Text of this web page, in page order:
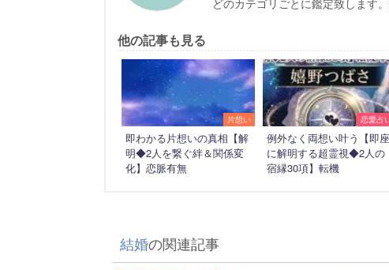
どのカテゴリごとに鑑定致します
他の記事も見る
片想い
即わかる片想いの真相【解
明◆2人を繋ぐ絆＆関係変
化】恋脈有無
恋愛占
例外なく両想い叶う【即座
に解明する超霊視◆2人の
宿縁30項】転機
結婚の関連記事